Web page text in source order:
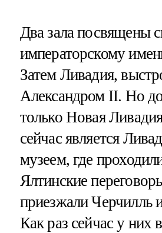
Два зала посвящены
императорскому
Затем Ливадия,
Александром II. Но
только Новая
сейчас является
музеем, где
Ялтинские
приезжали Черчилль
Как раз сейчас у них